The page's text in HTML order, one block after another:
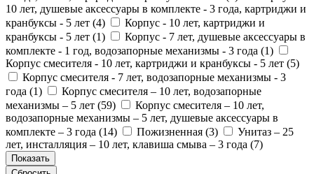
10 лет, душевые аксессуары в комплекте - 3 года, картриджи и
кранбуксы - 5 лет (4)
Корпус - 10 лет, картриджи и
кранбуксы - 5 лет (1)
Корпус - 7 лет, душевые аксессуары в
комплекте - 1 год, водозапорные механизмы - 3 года (1)
Корпус смесителя - 10 лет, картриджи и кранбуксы - 5 лет (5)
Корпус смесителя - 7 лет, водозапорные механизмы - 3
года (1)
Корпус смесителя – 10 лет, водозапорные
механизмы – 5 лет (59)
Корпус смесителя – 10 лет,
водозапорные механизмы – 5 лет, душевые аксессуары в
комплекте – 3 года (14) Пожизненная (3)
Унитаз – 25
лет, инсталляция – 10 лет, клавиша смыва – 3 года (7)